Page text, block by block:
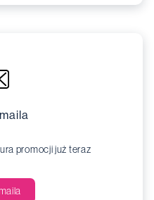
promocji już teraz